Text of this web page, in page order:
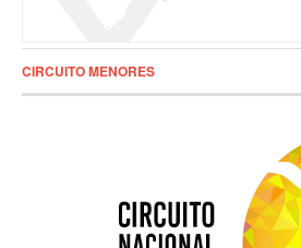
CIRCUITO MENORES